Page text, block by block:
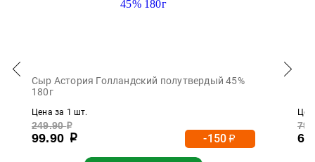
Сыр Астория Голландский полутвердый 45%
180г
Цена за 1 шт.
249.90р
99.90 р -150р